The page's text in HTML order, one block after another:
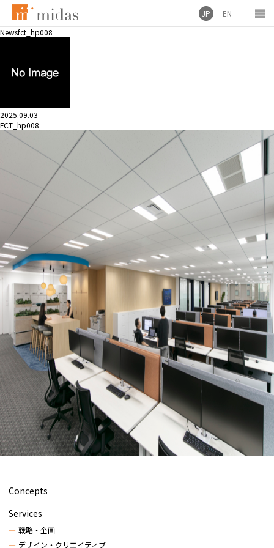
JP
EN
Newsfct_hp008
2025.09.03
FCT_hp008
Concepts
Services
戦略・企画
デザイン・クリエイティブ